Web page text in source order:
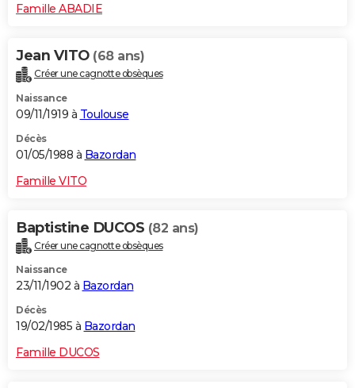
Famille ABADIE
Jean VITO (68 ans)
Créer une cagnotte obsèques
Naissance
09/11/1919 à Toulouse
Décès
01/05/1988 à Bazordan
Famille VITO
Baptistine DUCOS (82 ans)
Créer une cagnotte obsèques
Naissance
23/11/1902 à Bazordan
Décès
19/02/1985 à Bazordan
Famille DUCOS